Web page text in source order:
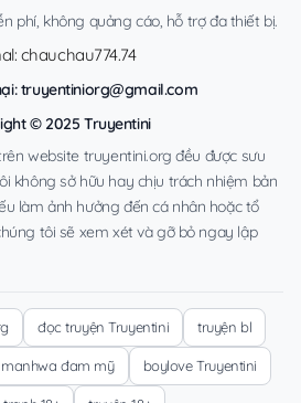
phí, không quảng cáo, hỗ trợ đa thiết bị.
chauchau774.74
truyentiniorg@gmail.com
© 2025 Truyentini
website truyentini.org đều được sưu
không sở hữu hay chịu trách nhiệm bản
làm ảnh hưởng đến cá nhân hoặc tổ
tôi sẽ xem xét và gỡ bỏ ngay lập
đọc truyện Truyentini truyện bl
manhwa đam mỹ boylove Truyentini